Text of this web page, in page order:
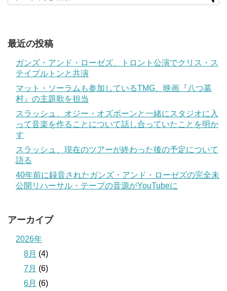
最近の投稿
ガンズ・アンド・ローゼズ、トロント公演でクリス・ス
テイプルトンと共演
マット・ソーラムも参加しているTMG、映画『八つ墓
村』の主題歌を担当
スラッシュ、オジー・オズボーンと一緒にスタジオに入
って音楽を作ることについて話し合っていたことを明か
す
スラッシュ、現在のツアーが終わった後の予定について
語る
40年前に録音されたガンズ・アンド・ローゼズの完全未
公開リハーサル・テープの音源がYouTubeに
アーカイブ
2026年
8月 (4)
7月 (6)
6月 (6)